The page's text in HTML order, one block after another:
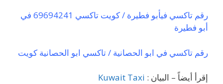
رقم تاكسي فيأبو فطيرة / كويت تاكسي 69694241 في
أبو فطيرة
رقم تاكسي في ابو الحصانية / تاكسي ابو الحصانية كويت
إقرأ أيضاً – البيان : Kuwait Taxi